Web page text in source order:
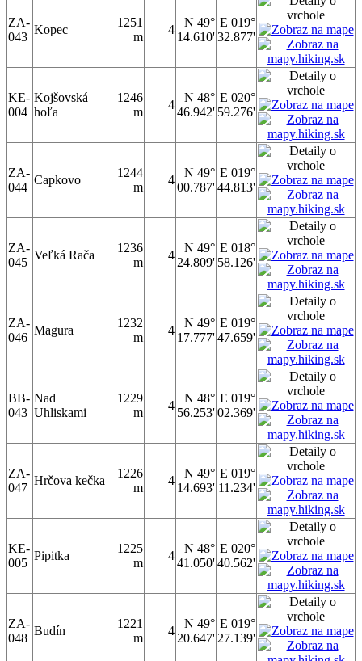
ZA-
043
Kopec
1251
m
4
N 49°
14.610'
E 019°
32.877'
KE-
004
Kojšovská
hoľa
1246
m
4
N 48°
46.942'
E 020°
59.276'
ZA-
044
Capkovo
1244
m
4
N 49°
00.787'
E 019°
44.813'
ZA-
045
Veľká Rača
1236
m
4
N 49°
24.809'
E 018°
58.126'
ZA-
046
Magura
1232
m
4
N 49°
17.777'
E 019°
47.659'
BB-
043
Nad
Uhliskami
1229
m
4
N 48°
56.253'
E 019°
02.369'
ZA-
047
Hrčova kečka
1226
m
4
N 49°
14.693'
E 019°
11.234'
KE-
005
Pipitka
1225
m
4
N 48°
41.050'
E 020°
40.562'
ZA-
048
Budín
1221
m
4
N 49°
20.647'
E 019°
27.139'